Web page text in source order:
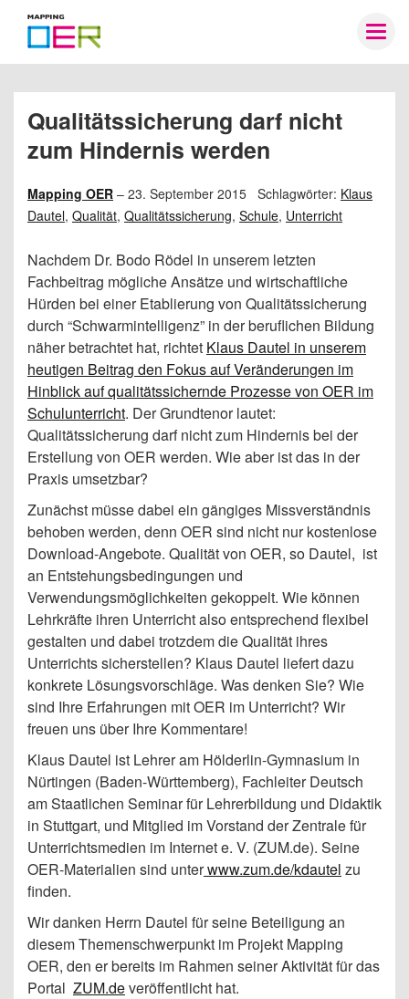
Mapping
OER
Qualitätssicherung darf nicht
zum Hindernis werden
Mapping OER – 23. September 2015 Schlagwörter: Klaus
Dautel, Qualität, Qualitätssicherung, Schule, Unterricht
Nachdem Dr. Bodo Rödel in unserem letzten
Fachbeitrag mögliche Ansätze und wirtschaftliche
Hürden bei einer Etablierung von Qualitätssicherung
durch “Schwarmintelligenz” in der beruflichen Bildung
näher betrachtet hat, richtet Klaus Dautel in unserem
heutigen Beitrag den Fokus auf Veränderungen im
Hinblick auf qualitätssichernde Prozesse von OER im
Schulunterricht. Der Grundtenor lautet:
Qualitätssicherung darf nicht zum Hindernis bei der
Erstellung von OER werden. Wie aber ist das in der
Praxis umsetzbar?
Zunächst müsse dabei ein gängiges Missverständnis
behoben werden, denn OER sind nicht nur kostenlose
Download-Angebote. Qualität von OER, so Dautel, ist
an Entstehungsbedingungen und
Verwendungsmöglichkeiten gekoppelt. Wie können
Lehrkräfte ihren Unterricht also entsprechend flexibel
gestalten und dabei trotzdem die Qualität ihres
Unterrichts sicherstellen? Klaus Dautel liefert dazu
konkrete Lösungsvorschläge. Was denken Sie? Wie
sind Ihre Erfahrungen mit OER im Unterricht? Wir
freuen uns über Ihre Kommentare!
Klaus Dautel ist Lehrer am Hölderlin-Gymnasium in
Nürtingen (Baden-Württemberg), Fachleiter Deutsch
am Staatlichen Seminar für Lehrerbildung und Didaktik
in Stuttgart, und Mitglied im Vorstand der Zentrale für
Unterrichtsmedien im Internet e. V. (ZUM.de). Seine
OER-Materialien sind unterwww.zum.de/kdautel zu
finden.
Wir danken Herrn Dautel für seine Beteiligung an
diesem Themenschwerpunkt im Projekt Mapping
OER, den er bereits im Rahmen seiner Aktivität für das
Portal ZUM.deveröffentlicht hat.